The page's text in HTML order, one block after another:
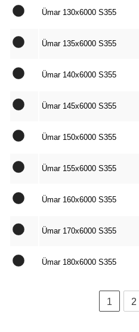
Ümar 130x6000 S355
Ümar 135x6000 S355
Ümar 140x6000 S355
Ümar 145x6000 S355
Ümar 150x6000 S355
Ümar 155x6000 S355
Ümar 160x6000 S355
Ümar 170x6000 S355
Ümar 180x6000 S355
1 2